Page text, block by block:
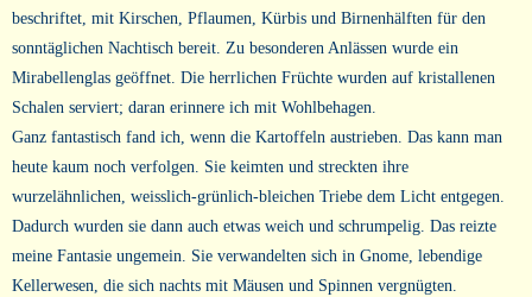
beschriftet, mit Kirschen, Pflaumen, Kürbis und Birnenhälften für den
sonntäglichen Nachtisch bereit. Zu besonderen Anlässen wurde ein
Mirabellenglas geöffnet. Die herrlichen Früchte wurden auf kristallenen
Schalen serviert; daran erinnere ich mit Wohlbehagen.
Ganz fantastisch fand ich, wenn die Kartoffeln austrieben. Das kann man
heute kaum noch verfolgen. Sie keimten und streckten ihre
wurzelähnlichen, weisslich-grünlich-bleichen Triebe dem Licht entgegen.
Dadurch wurden sie dann auch etwas weich und schrumpelig. Das reizte
meine Fantasie ungemein. Sie verwandelten sich in Gnome, lebendige
Kellerwesen, die sich nachts mit Mäusen und Spinnen vergnügten.